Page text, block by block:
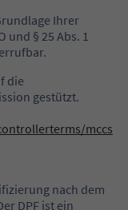
Ihrer
und § 25 Abs. 1
die
gestützt.
mccs
nach dem
DPF ist ein